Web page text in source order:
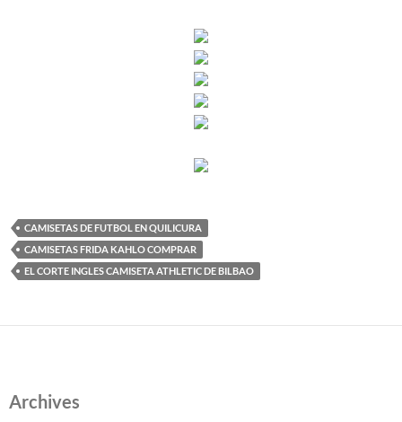
CAMISETAS DE FUTBOL EN QUILICURA
CAMISETAS FRIDA KAHLO COMPRAR
EL CORTE INGLES CAMISETA ATHLETIC DE BILBAO
Archives